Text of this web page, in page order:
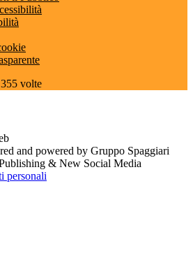
355 volte
and powered by Gruppo Spaggiari
& New Social Media
personali